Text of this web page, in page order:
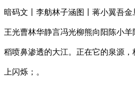
暗码文丨李舫林子涵图丨蒋小翼吾
王光曹林华静言冯光柳熊向阳陈小
稻喷鼻渗透的大江。正在它的泉源，
上闪烁；。